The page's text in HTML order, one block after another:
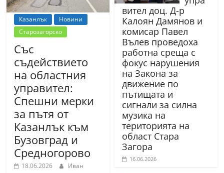
Казанлък
Новини
Старозагорско
Със
съдействието
на областния
управител:
Спешни мерки
за пътя от
Казанлък към
Бузовград и
Средногорово
18.06.2026
Иван
вител доц. Д-р
Калоян Дамянов и
комисар Павел
Вълев проведоха
работна среща с
фокус нарушения
на Закона за
движение по
пътищата и
сигнали за силна
музика на
територията на
област Стара
Загора
16.06.2026